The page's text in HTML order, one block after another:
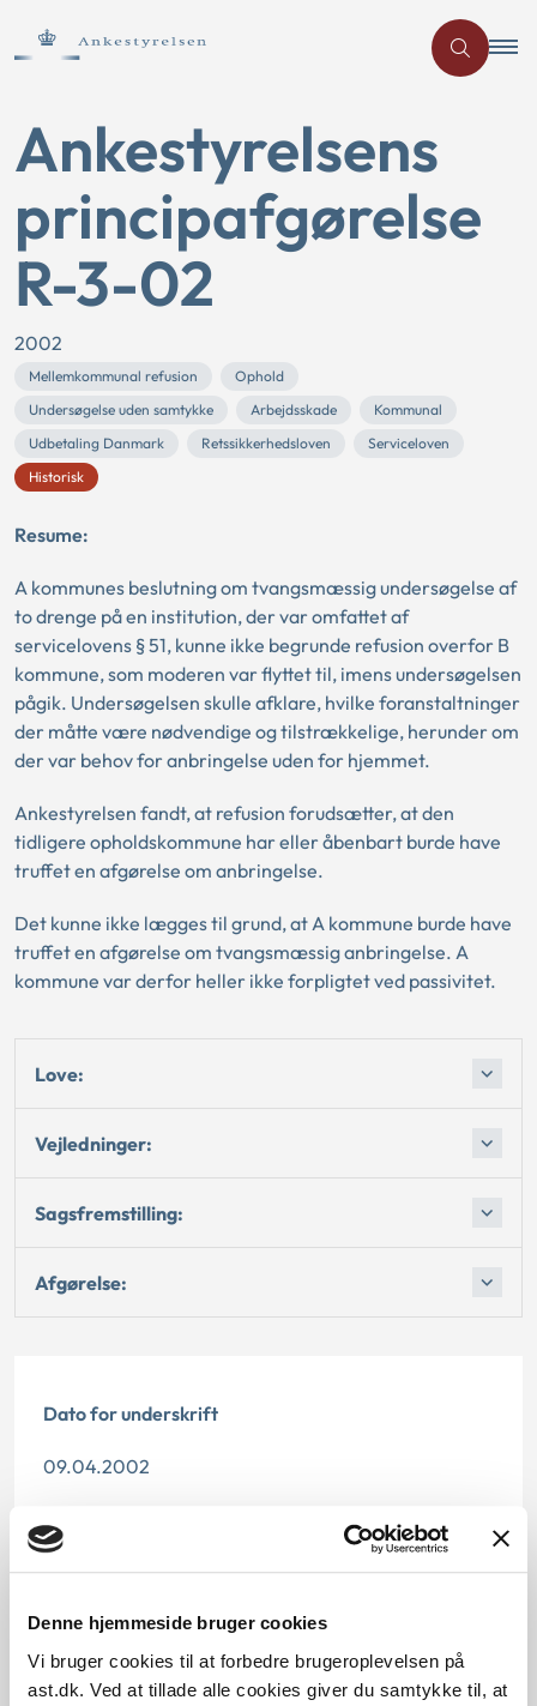
Denne hjemmeside bruger cookies
Vi bruger cookies til at forbedre brugeroplevelsen på
ast.dk. Ved at tillade alle cookies giver du samtykke til, at
Ankestyrelsens
principafgørelse
R-3-02
2002
Mellemkommunal refusion
Ophold
Undersøgelse uden samtykke
Arbejdsskade
Kommunal
Udbetaling Danmark
Retssikkerhedsloven
Serviceloven
Historisk
Resume:
A kommunes beslutning om tvangsmæssig undersøgelse af
to drenge på en institution, der var omfattet af
servicelovens § 51, kunne ikke begrunde refusion overfor B
kommune, som moderen var flyttet til, imens undersøgelsen
pågik. Undersøgelsen skulle afklare, hvilke foranstaltninger
der måtte være nødvendige og tilstrækkelige, herunder om
der var behov for anbringelse uden for hjemmet.
Ankestyrelsen fandt, at refusion forudsætter, at den
tidligere opholdskommune har eller åbenbart burde have
truffet en afgørelse om anbringelse.
Det kunne ikke lægges til grund, at A kommune burde have
truffet en afgørelse om tvangsmæssig anbringelse. A
kommune var derfor heller ikke forpligtet ved passivitet.
Love:
Vejledninger:
Sagsfremstilling:
Afgørelse:
Dato for underskrift
09.04.2002
Offentliggørelsesdato
11.07.2013
Denne principmeddelelse er kasseret den 31.
oktober 2022, da den ikke længere har
vejledningsværdi.